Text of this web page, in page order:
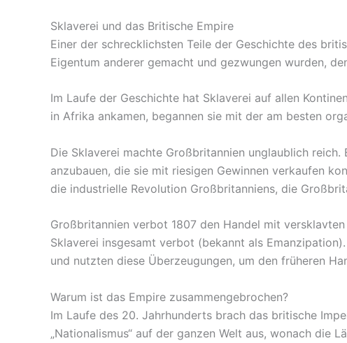
Sklaverei und das Britische Empire
Einer der schrecklichsten Teile der Geschichte des
Eigentum anderer gemacht und gezwungen wurden,
Im Laufe der Geschichte hat Sklaverei auf allen
in Afrika ankamen, begannen sie mit der am besten
Die Sklaverei machte Großbritannien unglaublich
anzubauen, die sie mit riesigen Gewinnen verkaufen
die industrielle Revolution Großbritanniens, die
Großbritannien verbot 1807 den Handel mit
Sklaverei insgesamt verbot (bekannt als
und nutzten diese Überzeugungen, um den früheren
Warum ist das Empire zusammengebrochen?
Im Laufe des 20. Jahrhunderts brach das britische
„Nationalismus“ auf der ganzen Welt aus, wonach die